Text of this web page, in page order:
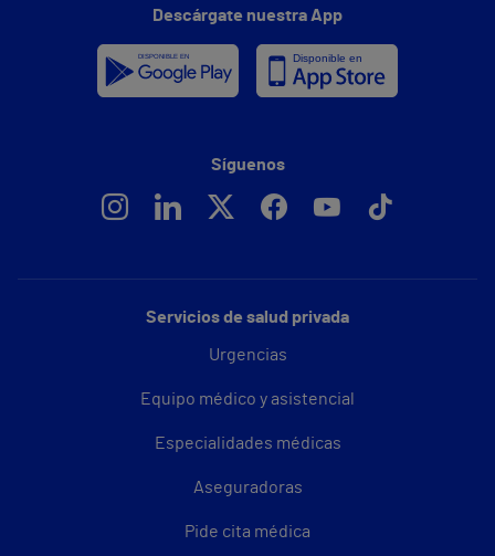
Servicios de salud privada
Urgencias
Equipo médico y asistencial
Especialidades médicas
Aseguradoras
Pide cita médica
Descárgate nuestra App
Síguenos